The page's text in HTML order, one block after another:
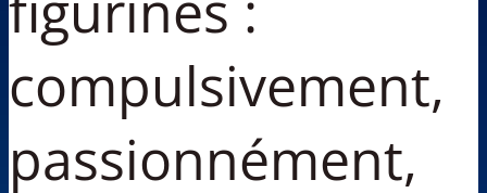
compulsivement,
passionnément,